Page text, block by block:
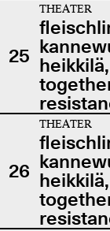
25
THEATER
26
THEATER